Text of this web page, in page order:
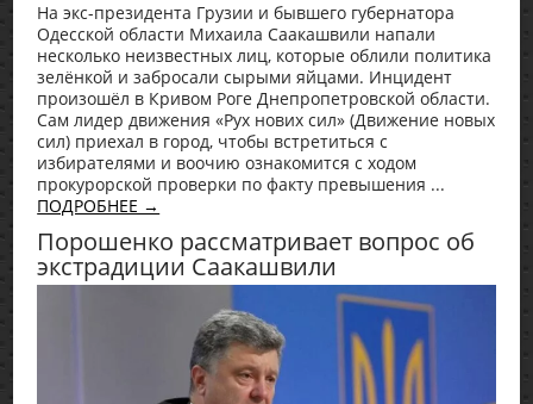
На экс-президента Грузии и бывшего губернатора
Одесской области Михаила Саакашвили напали
несколько неизвестных лиц, которые облили политика
зелёнкой и забросали сырыми яйцами. Инцидент
произошёл в Кривом Роге Днепропетровской области.
Сам лидер движения «Рух нових сил» (Движение новых
сил) приехал в город, чтобы встретиться с
избирателями и воочию ознакомится с ходом
прокурорской проверки по факту превышения ...
ПОДРОБНЕЕ →
Порошенко рассматривает вопрос об
экстрадиции Саакашвили